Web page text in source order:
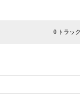
0 トラッ